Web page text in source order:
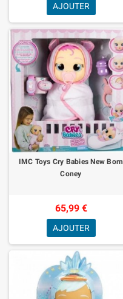
AJOUTER
IMC Toys Cry Babies New Born
Coney
65,99 €
AJOUTER